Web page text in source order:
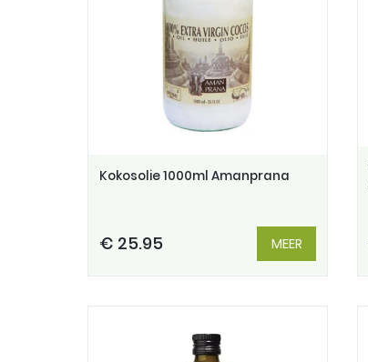
Kokosolie 1000ml Amanprana
€ 25.95 MEER